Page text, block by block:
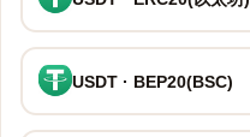
USDT · BEP20(BSC)